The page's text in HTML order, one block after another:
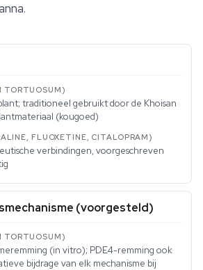
traditioneel gebruikt door de Khoisan
(kougoed)
verbindingen, voorgeschreven
(voorgesteld)
(in vitro); PDE4-remming ook
bijdrage van elk mechanisme bij